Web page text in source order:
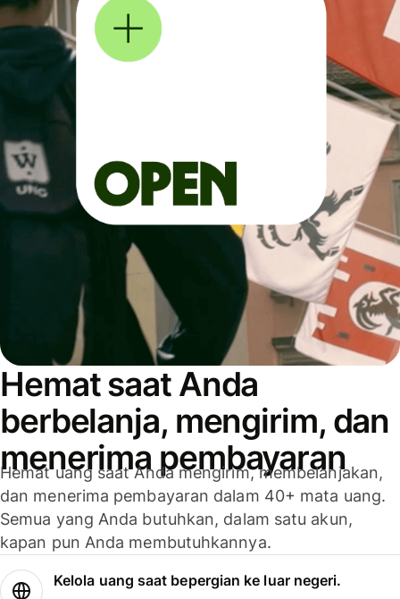
Hemat saat Anda
berbelanja, mengirim, dan
menerima pembayaran
Hemat uang saat Anda mengirim, membelanjakan,
dan menerima pembayaran dalam 40+ mata uang.
Semua yang Anda butuhkan, dalam satu akun,
kapan pun Anda membutuhkannya.
Kelola uang saat bepergian ke luar negeri.